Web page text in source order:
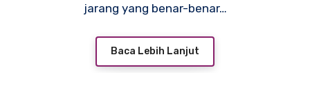
jarang yang benar-benar…
Baca Lebih Lanjut